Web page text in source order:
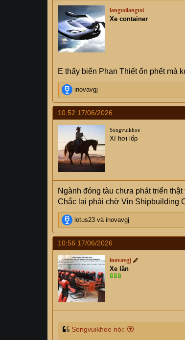
t
i
o
n
s
:
langtoilangtoi
Xe container
E thấy biển Phan Thiết ổn phết mà
R
e
a
c
t
o
n
s
inovavgj
10:52 17/06/2026
Songvuikhoe
Xì hơi lốp
Ngành đóng tàu chưa phát triển thật
Chắc lại phải chờ Vin Shipbuilding
R
e
a
c
t
i
o
n
s
:
lotus23 và inovavgj
10:56 17/06/2026
inovavgj
Xe lăn
Songvuikhoe nói: